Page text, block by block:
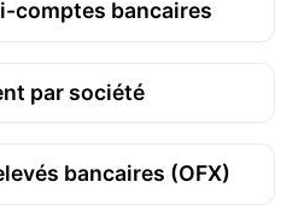
comptes bancaires
par société
bancaires (OFX)